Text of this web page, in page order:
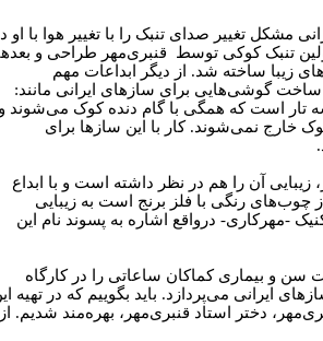
تهرانی مشکل تغییر صدای تنبک را با تغییر هوا با او
تنبک کوکی توسط قنبری‌مهر طراحی و
زیبا ساخته شد. از دیگر ابداعات مهم
گوشی‌هایی برای سازهای ایرانی مانند:
تار است که همگی با گام دنده کوک می‌شوند
خارج نمی‌شوند. کار با این سازها برای
آن را هم در نظر داشته است و با ابداع
رنگی با فلز برنج است به زیبایی
-مهرکاری- درواقع اشاره به پسوند نام این
سن و بیماری کماکان ساعاتی را در کارگاه
ایرانی می‌پردازد. باید بگوییم که در تهیه
دختر استاد قنبری‌مهر، بهره‌مند شدیم. از